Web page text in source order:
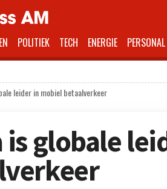
POLITIEK TECH ENERGIE
leider in mobiel betaalverkeer
globale